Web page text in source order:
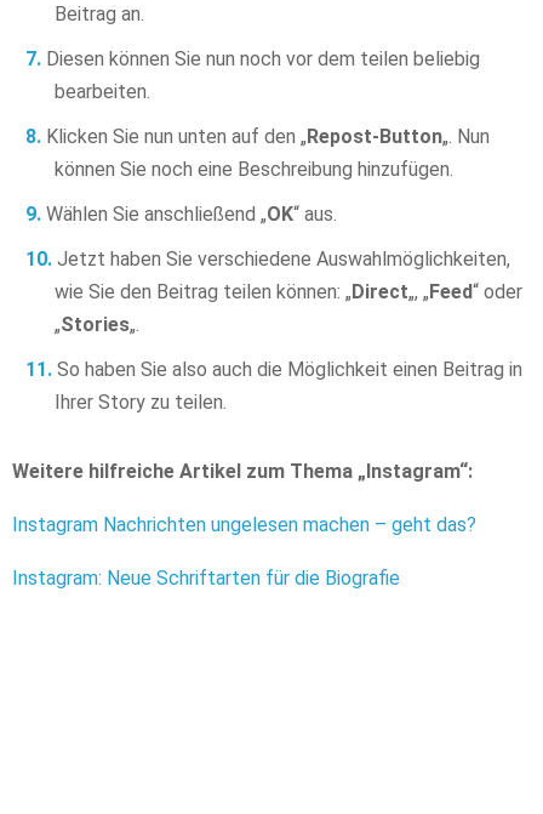
Beitrag an.
Diesen können Sie nun noch vor dem teilen beliebig
bearbeiten.
Klicken Sie nun unten auf den „Repost-Button„. Nun
können Sie noch eine Beschreibung hinzufügen.
Wählen Sie anschließend „OK“ aus.
Jetzt haben Sie verschiedene Auswahlmöglichkeiten,
wie Sie den Beitrag teilen können: „Direct„, „Feed“ oder
„Stories„.
So haben Sie also auch die Möglichkeit einen Beitrag in
Ihrer Story zu teilen.
Weitere hilfreiche Artikel zum Thema „Instagram“:
Instagram Nachrichten ungelesen machen – geht das?
Instagram: Neue Schriftarten für die Biografie